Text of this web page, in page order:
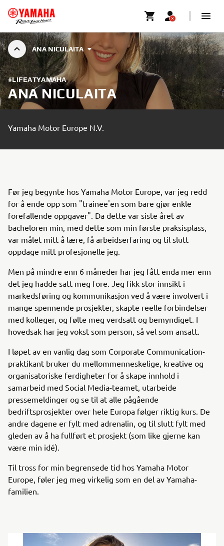
ANA NICULAITA
#LIFEATYAMAHA
ANA NICULAITA
Yamaha Motor Europe N.V.
Før jeg begynte hos Yamaha Motor Europe, var jeg redd
for å ende opp som "trainee'en som bare gjør enkle
forefallende oppgaver". Da dette var siste året av
bacheloren min, med dette som min første praksisplass,
var målet mitt å lære, få arbeidserfaring og til slutt
oppdage mitt profesjonelle jeg.
Men på mindre enn 6 måneder har jeg fått enda mer enn
det jeg hadde satt meg fore. Jeg fikk stor innsikt i
markedsføring og kommunikasjon ved å være involvert i
mange spennende prosjekter, skapte reelle forbindelser
med kolleger, og følte meg verdsatt og bemyndiget. I
hovedsak har jeg vokst som person, så vel som ansatt.
I løpet av en vanlig dag som Corporate Communication-
praktikant bruker du mellommenneskelige, kreative og
organisatoriske ferdigheter for å skape innhold i
samarbeid med Social Media-teamet, utarbeide
pressemeldinger og se til at alle pågående
bedriftsprosjekter over hele Europa følger riktig kurs. De
andre dagene er fylt med adrenalin, og til slutt fylt med
gleden av å ha fullført et prosjekt (som like gjerne kan
være min idé).
Til tross for min begrensede tid hos Yamaha Motor
Europe, føler jeg meg virkelig som en del av Yamaha-
familien.